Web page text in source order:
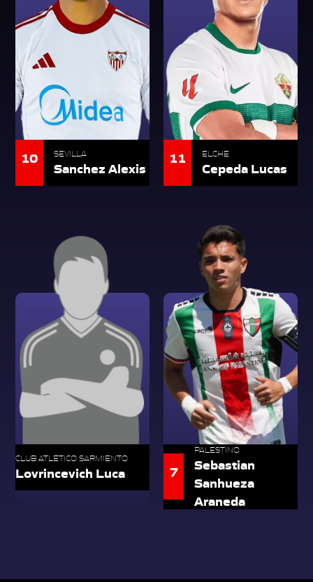
10 SEVILLA
Sanchez Alexis
11 ELCHE
Cepeda Lucas
CLUB ATLÉTICO SARMIENTO
Lovrincevich Luca 7
PALESTINO
Sebastian
Sanhueza
Araneda